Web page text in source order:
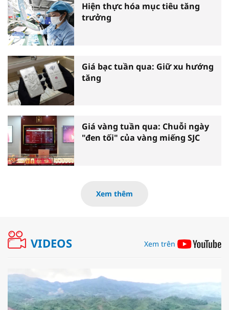
Hiện thực hóa mục tiêu tăng
trưởng
Giá bạc tuần qua: Giữ xu hướng
tăng
Giá vàng tuần qua: Chuỗi ngày
"đen tối" của vàng miếng SJC
Xem thêm
VIDEOS Xem trên